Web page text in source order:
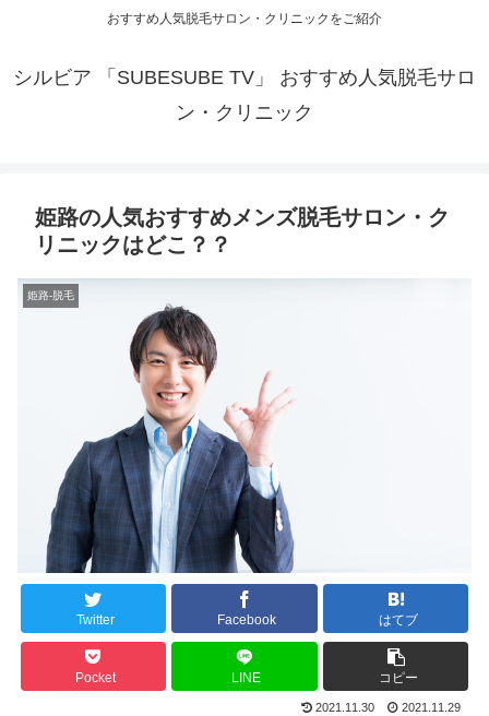
おすすめ人気脱毛サロン・クリニックをご紹介
シルビア 「SUBESUBE TV」 おすすめ人気脱毛サロ
ン・クリニック
姫路の人気おすすめメンズ脱毛サロン・ク
リニックはどこ？？
姫路-脱毛
Twitter Facebook はてブ
Pocket LINE コピー
2021.11.30 2021.11.29